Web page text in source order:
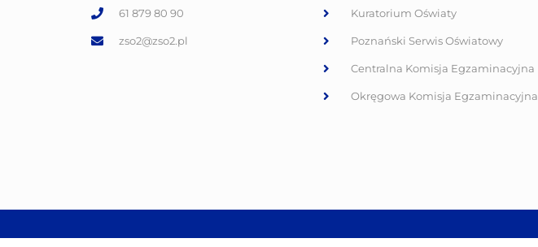
61 879 80 90
zso2@zso2.pl
Kuratorium Oświaty
Poznański Serwis Oświatowy
Centralna Komisja Egzaminacyjna
Okręgowa Komisja Egzaminacyjna